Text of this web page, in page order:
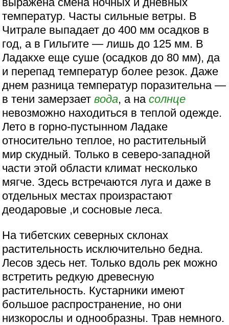
температур. Часты сильные ветры. В
Читрале выпадает до 400 мм осадков в
год, а в Гильгите — лишь до 125 мм. В
Ладакхе еще суше (осадков до 80 мм), да
и перепад температур более резок. Даже
днем разница температур поразительна —
в тени замерзаетвода, а насолнце
невозможно находиться в теплой одежде.
Лето в горно-пустынном Ладаке
относительно теплое, но растительный
мир скудный. Только в северо-западной
части этой области климат несколько
мягче. Здесь встречаются луга и даже в
отдельных местах произрастают
деодаровые ,и сосновые леса.
На тибетских северных склонах
растительность исключительно бедна.
Лесов здесь нет. Только вдоль рек можно
встретить редкую древесную
растительность. Кустарники имеют
большое распространение, но они
низкорослы и однообразны. Трав немного.